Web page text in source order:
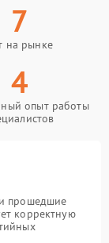
7
на рынке
4
опыт работы
прошедшие
корректную